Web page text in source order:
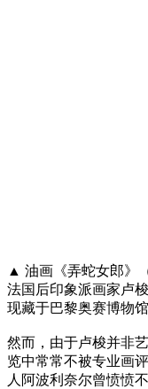
▲ 油画《弄蛇女郎》（
法国后印象派画家卢梭
现藏于巴黎奥赛博物馆
然而，由于卢梭并非
览中常常不被专业画
人阿波利奈尔曾愤愤